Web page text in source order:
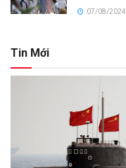
07/08/2024
Tin Mới